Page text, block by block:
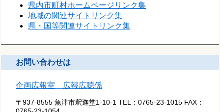
県内市町村ホームページリンク集
地域の関連サイトリンク集
県・国等関連サイトリンク集
お問い合わせは
企画広報室 広報広聴係
〒937-8555 魚津市釈迦堂1-10-1 TEL：0765-23-1015 FAX：